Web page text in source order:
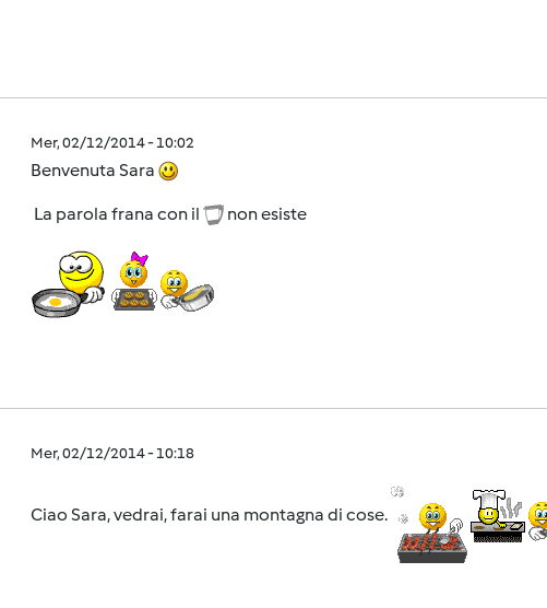
Mer, 02/12/2014 - 10:02
Benvenuta Sara
La parola frana con il non esiste
Mer, 02/12/2014 - 10:18
Ciao Sara, vedrai, farai una montagna di cose.